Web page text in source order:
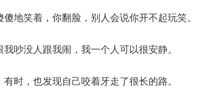
地笑着，你翻脸，别人会说你开不起玩笑。
吵没人跟我闹，我一个人可以很安静。
时，也发现自己咬着牙走了很长的路。